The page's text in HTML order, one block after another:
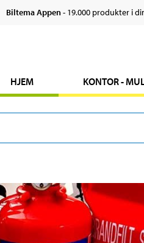
Biltema Appen- 19.000 produkter i
HJEM KONTOR -